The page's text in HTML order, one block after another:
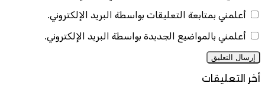
أعلمني بمتابعة التعليقات بواسطة البريد الإلكتروني.
أعلمني بالمواضيع الجديدة بواسطة البريد الإلكتروني.
أخر التعليقات